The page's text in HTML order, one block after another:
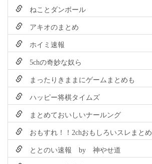
ねことダンボール
アキオのまとめ
ホイミ速報
5chの奇妙な奴ら
まったりきままにゲームまとめも
ハッピー将棋タイムズ
まとめておいしいナールング
おもすれ！！2chおもしろいスレまとめ
ととのい速報 by 神やせ道